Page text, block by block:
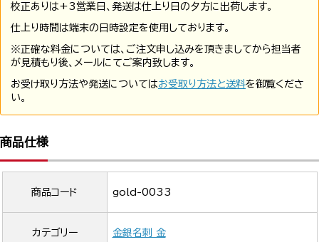
校正ありは+3営業日、発送は仕上り日の夕方に出荷します。
仕上り時間は端末の日時設定を使用しております。
※正確な料金については、ご注文申し込みを頂きましてから担当者
が見積もり後、メールにてご案内致します。
お受け取り方法や発送についてはお受取り方法と送料を御覧くださ
い。
商品仕様
商品コード gold-0033
カテゴリー 金銀名刺 金